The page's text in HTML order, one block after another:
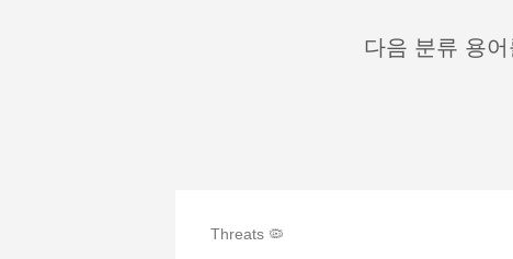
다음 분류 용
Threats 🦠